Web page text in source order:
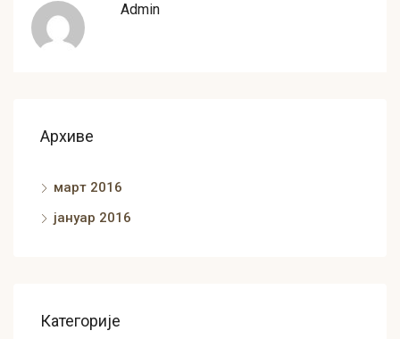
Admin
Архиве
март 2016
јануар 2016
Категорије